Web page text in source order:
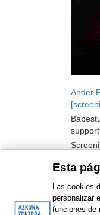
Ander
Esta
Las cookies
personalizar
funciones de